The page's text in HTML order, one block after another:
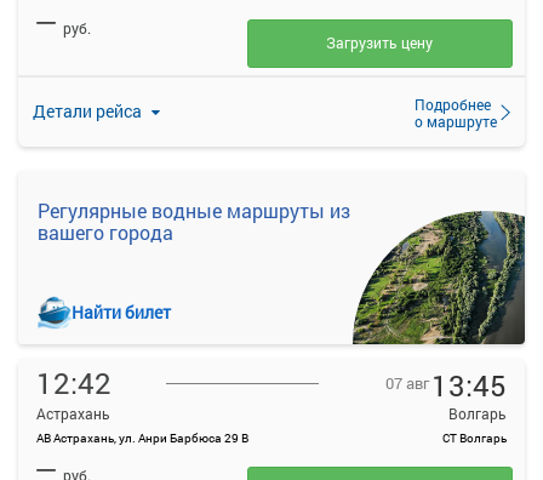
Детали рейса
Подробнее
о маршруте
— руб.
Загрузить цену
Регулярные водные маршруты из
вашего города
Найти билет
12:42
Астрахань
АВ Астрахань, ул. Анри Барбюса 29 В
07 авг 13:45
Волгарь
СТ Волгарь
— руб.